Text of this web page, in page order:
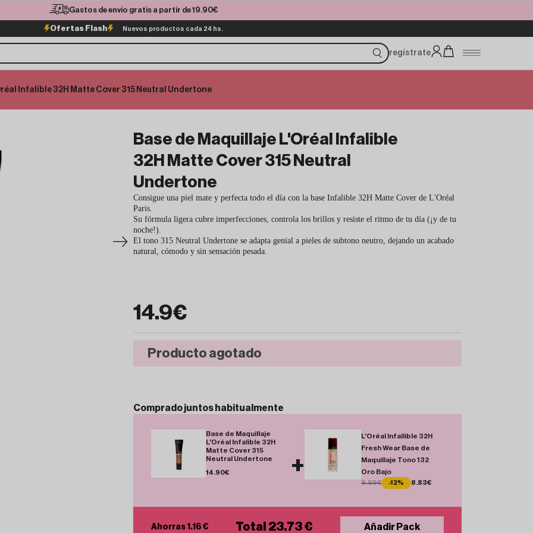
Gastos de envío gratis a partir de 19.90€
Ofertas Flash Nuevos productos cada 24 hs.
regístrate
Infalible 32H Matte Cover 315 Neutral Undertone
Base de Maquillaje L'Oréal Infalible
32H Matte Cover 315 Neutral
Undertone
Consigue una piel mate y perfecta todo el día con la base Infalible 32H Matte Cover de L'Oréal
Paris.
Su fórmula ligera cubre imperfecciones, controla los brillos y resiste el ritmo de tu día (¡y de tu
noche!).
El tono 315 Neutral Undertone se adapta genial a pieles de subtono neutro, dejando un acabado
natural, cómodo y sin sensación pesada.
14.9€
Producto agotado
Compradojuntos habitualmente
Base de Maquillaje
L'Oréal Infalible 32H
Matte Cover 315
Neutral Undertone
14.90€ +
L'Oréal Infallible 32H
Fresh Wear Base de
Maquillaje Tono 132
Oro Bajo
9.99€ -12% 8.83€
Ahorras 1.16 € Total 23.73 € Añadir Pack